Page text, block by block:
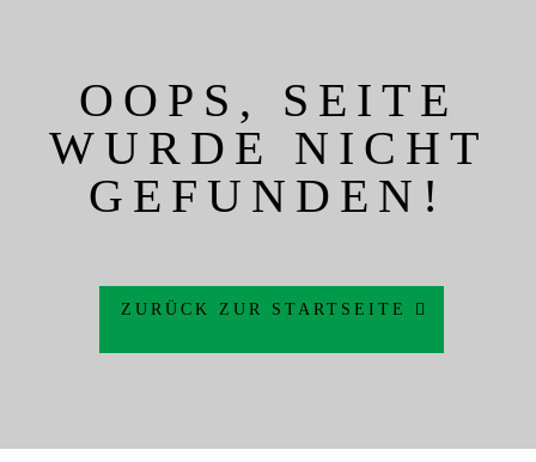
OOPS, SEITE
WURDE NICHT
GEFUNDEN!
ZURÜCK ZUR STARTSEITE